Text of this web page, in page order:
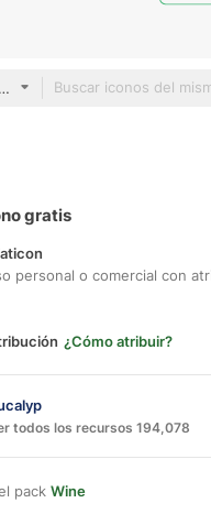
Gradient
gratis
personal o comercial con
¿Cómo atribuir?
todos los recursos 194,078
pack Wine